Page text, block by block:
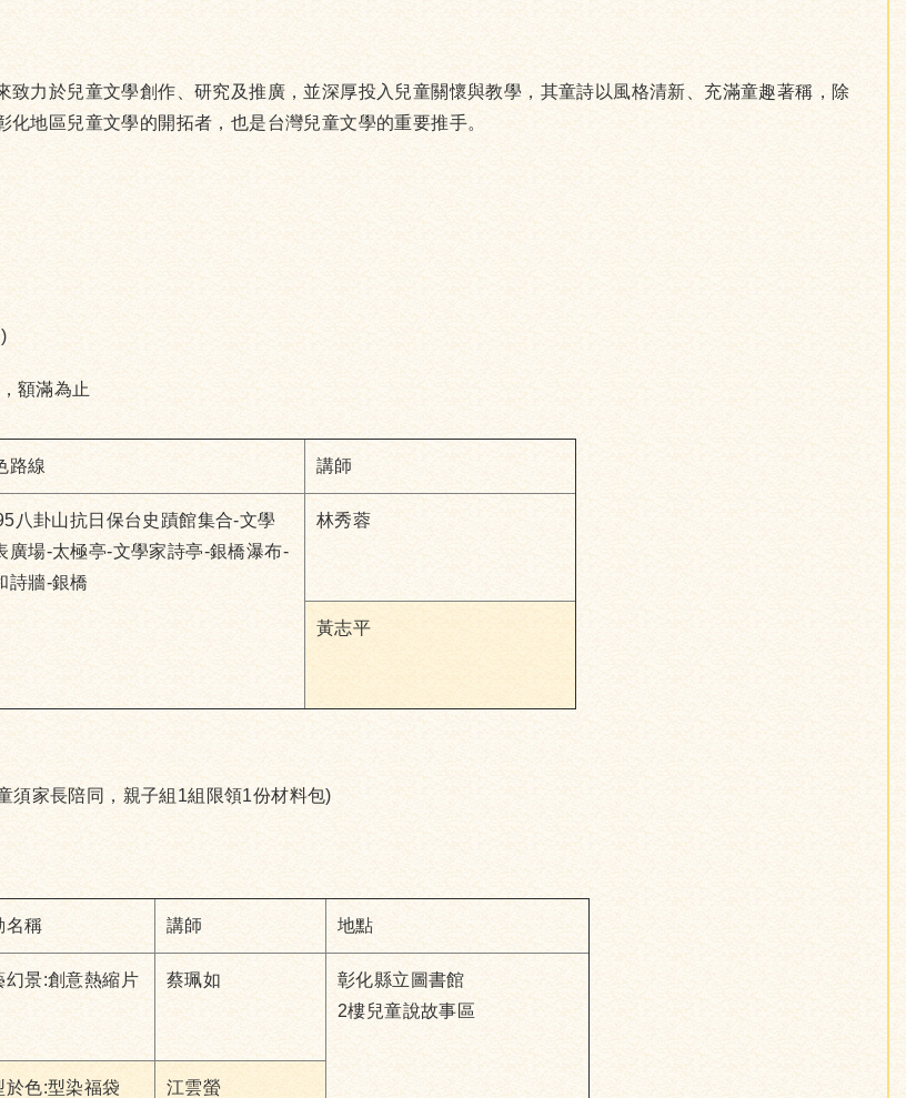
力於兒童文學創作、研究及推廣，並深厚投入兒童關懷與教學，其童詩以風格清新、充滿童趣著稱，除
地區兒童文學的開拓者，也是台灣兒童文學的重要推手。
額滿為止
路線 講師
八卦山抗日保台史蹟館集合-文學
廣場-太極亭-文學家詩亭-銀橋瀑布-
詩牆-銀橋
林秀蓉
黃志平
須家長陪同，親子組1組限領1份材料包)
名稱 講師 地點
幻景:創意熱縮片 蔡珮如
彰化縣立圖書館
2樓兒童說故事區
於色:型染福袋 江雲螢